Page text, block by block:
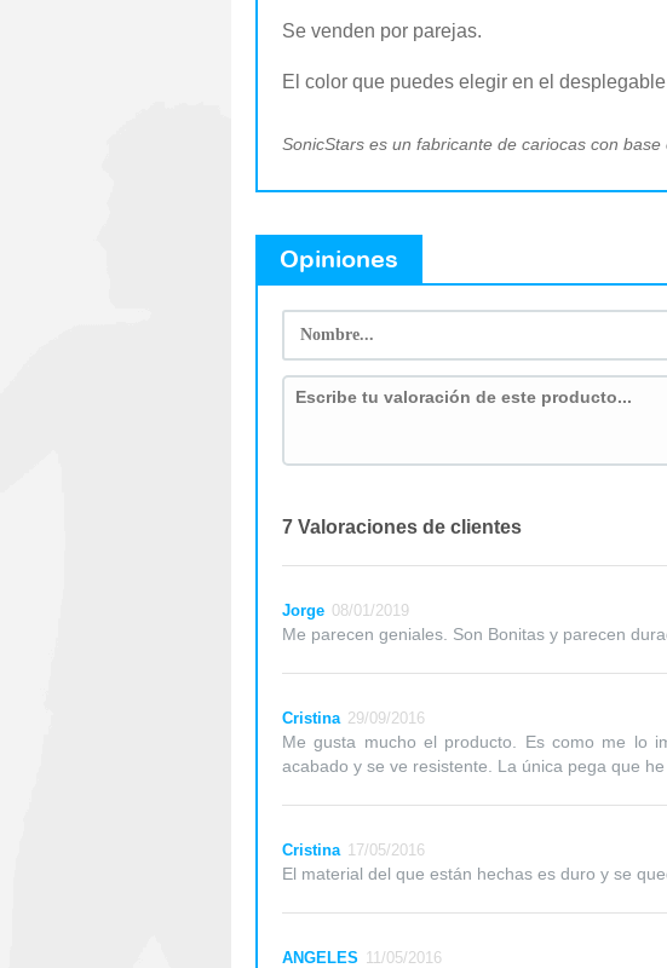
Se venden por parejas.
El color que puedes elegir en el
SonicStars es un fabricante de cariocas con
Opiniones
7 Valoraciones de clientes
Jorge 08/01/2019
Me parecen geniales. Son Bonitas y parecen
Cristina 29/09/2016
Me gusta mucho el producto. Es como me lo
acabado y se ve resistente. La única pega que
Cristina 17/05/2016
El material del que están hechas es duro y se
ANGELES 11/05/2016